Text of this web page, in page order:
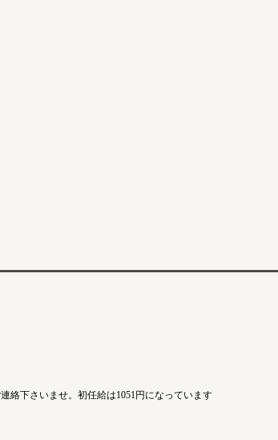
絡下さいませ。初任給は1051円になっています